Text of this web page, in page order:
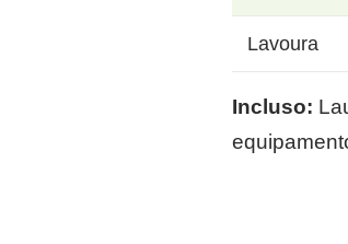
Lavoura
Incluso: